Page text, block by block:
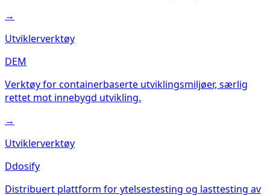
→
Utviklerverktøy
DEM
Verktøy for containerbaserte utviklingsmiljøer, særlig
rettet mot innebygd utvikling.
→
Utviklerverktøy
Ddosify
Distribuert plattform for ytelsestesting og lasttesting av